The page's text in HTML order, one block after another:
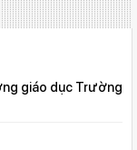
giáo dục Trường